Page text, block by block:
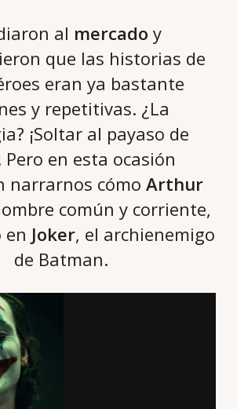
al mercado y
que las historias de
eran ya bastante
y repetitivas. ¿La
¡Soltar al payaso de
Pero en esta ocasión
narrarnos cómo Arthur
común y corriente,
en Joker, el archienemigo
de Batman.